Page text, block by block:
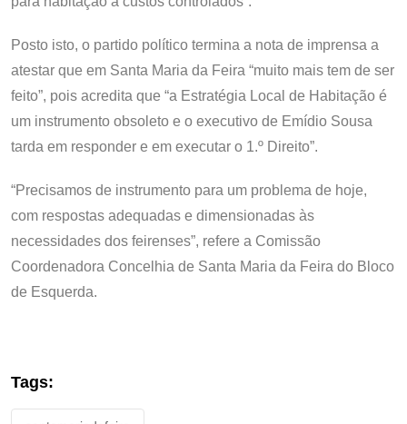
Posto isto, o partido político termina a nota de imprensa a
atestar que em Santa Maria da Feira “muito mais tem de ser
feito”, pois acredita que “a Estratégia Local de Habitação é
um instrumento obsoleto e o executivo de Emídio Sousa
tarda em responder e em executar o 1.º Direito”.
“Precisamos de instrumento para um problema de hoje,
com respostas adequadas e dimensionadas às
necessidades dos feirenses”, refere a Comissão
Coordenadora Concelhia de Santa Maria da Feira do Bloco
de Esquerda.
Tags: